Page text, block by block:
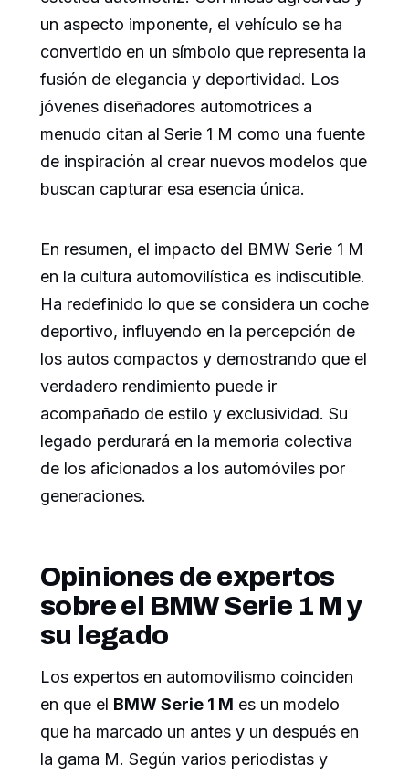
un aspecto imponente, el vehículo se ha
convertido en un símbolo que representa la
fusión de elegancia y deportividad. Los
jóvenes diseñadores automotrices a
menudo citan al Serie 1 M como una fuente
de inspiración al crear nuevos modelos que
buscan capturar esa esencia única.
En resumen, el impacto del BMW Serie 1 M
en la cultura automovilística es indiscutible.
Ha redefinido lo que se considera un coche
deportivo, influyendo en la percepción de
los autos compactos y demostrando que el
verdadero rendimiento puede ir
acompañado de estilo y exclusividad. Su
legado perdurará en la memoria colectiva
de los aficionados a los automóviles por
generaciones.
Opiniones de expertos
sobre el BMW Serie 1 M y
su legado
Los expertos en automovilismo coinciden
en que el BMW Serie 1 M es un modelo
que ha marcado un antes y un después en
la gama M. Según varios periodistas y